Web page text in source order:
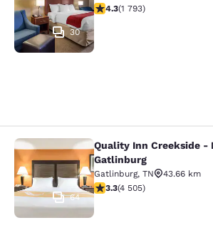
30
4.3 étoiles. Excellent. 1793
4.3(1 793)
Quality Inn Creekside
64
Quality Inn Creekside -
Gatlinburg
Gatlinburg, TN
43.66 km
3.26 étoiles. Bien. 4505
3.3(4 505)